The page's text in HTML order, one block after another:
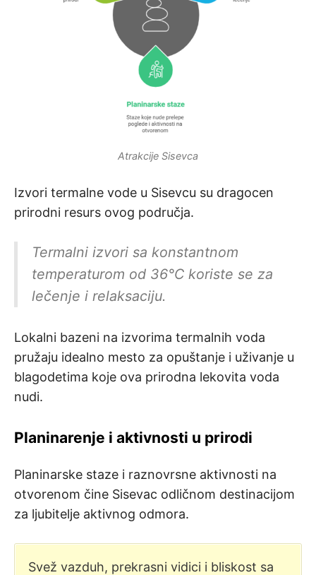
Atrakcije Sisevca
Izvori termalne vode u Sisevcu su dragocen
prirodni resurs ovog područja.
Termalni izvori sa konstantnom
temperaturom od 36°C koriste se za
lečenje i relaksaciju.
Lokalni bazeni na izvorima termalnih voda
pružaju idealno mesto za opuštanje i uživanje u
blagodetima koje ova prirodna lekovita voda
nudi.
Planinarenje i aktivnosti u prirodi
Planinarske staze i raznovrsne aktivnosti na
otvorenom čine Sisevac odličnom destinacijom
za ljubitelje aktivnog odmora.
Svež vazduh, prekrasni vidici i bliskost sa